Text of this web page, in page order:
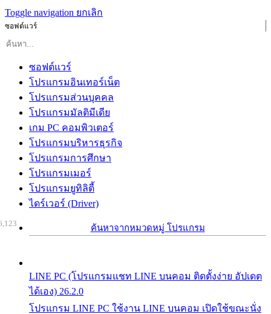
Toggle navigation ยกเลิก
ซอฟต์แวร์
ซอฟต์แวร์
โปรแกรมอินเทอร์เน็ต
โปรแกรมส่วนบุคคล
โปรแกรมมัลติมีเดีย
เกม PC คอมพิวเตอร์
โปรแกรมบริหารธุรกิจ
โปรแกรมการศึกษา
โปรแกรมเมอร์
โปรแกรมยูทิลิตี้
ไดร์เวอร์ (Driver)
ค้นหาจากหมวดหมู่ โปรแกรม
LINE PC (โปรแกรมแชท LINE บนคอม ติดตั้งง่าย อัปเดต
ได้เอง) 26.2.0
โปรแกรม LINE PC ใช้งาน LINE บนคอม เปิดใช้ขณะนั่ง